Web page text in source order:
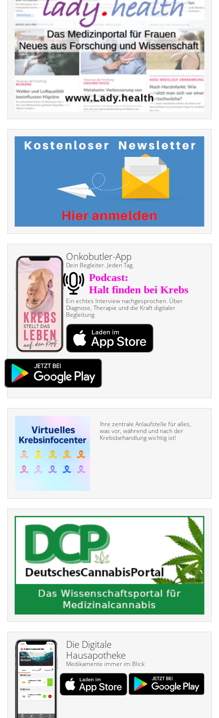
Onkobutler-App
Dein Begleiter. Jeden Tag.
Ein echtes Interview nach­gesprochen. Über
Diagnose, Therapie und die Kraft digitaler
Begleitung
Ihre zentrale Anlaufstelle für alles,
was vor, während und nach der
Krebsbehandlung wichtig ist!
Die Digitale
Hausapotheke
Medikamente immer im Blick